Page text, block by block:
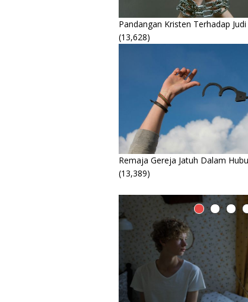
Pandangan Kristen Terhadap
(13,628)
Remaja Gereja Jatuh Dalam
(13,389)